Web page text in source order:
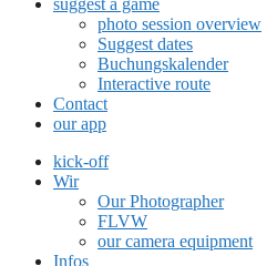
suggest a game
photo session overview
Suggest dates
Buchungskalender
Interactive route
Contact
our app
kick-off
Wir
Our Photographer
FLVW
our camera equipment
Infos